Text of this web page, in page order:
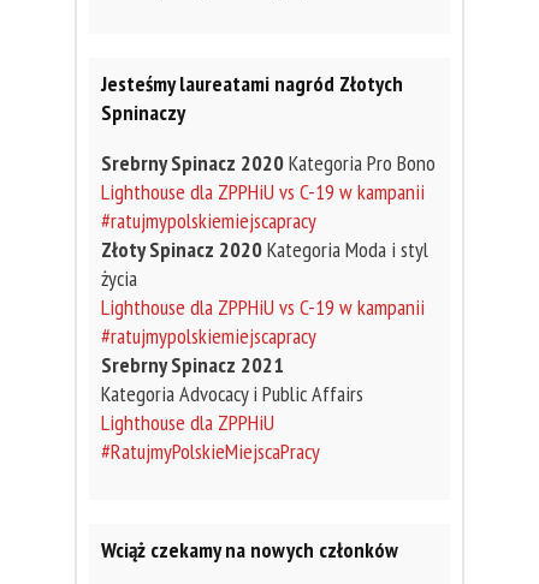
Jesteśmy laureatami nagród Złotych
Spninaczy
Srebrny Spinacz 2020Kategoria Pro Bono
Lighthouse dla ZPPHiU vs C-19 w kampanii
#ratujmypolskiemiejscapracy
Złoty Spinacz 2020Kategoria Moda i styl
życia
Lighthouse dla ZPPHiU vs C-19 w kampanii
#ratujmypolskiemiejscapracy
Srebrny Spinacz 2021
Kategoria Advocacy i Public Affairs
Lighthouse dla ZPPHiU
#RatujmyPolskieMiejscaPracy
Wciąż czekamy na nowych członków